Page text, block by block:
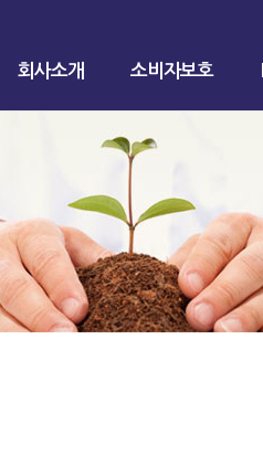
회사소개 소비자보호